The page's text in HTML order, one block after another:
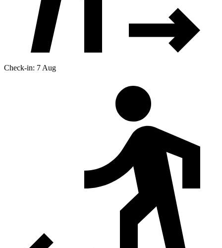
Check-in: 7 Aug